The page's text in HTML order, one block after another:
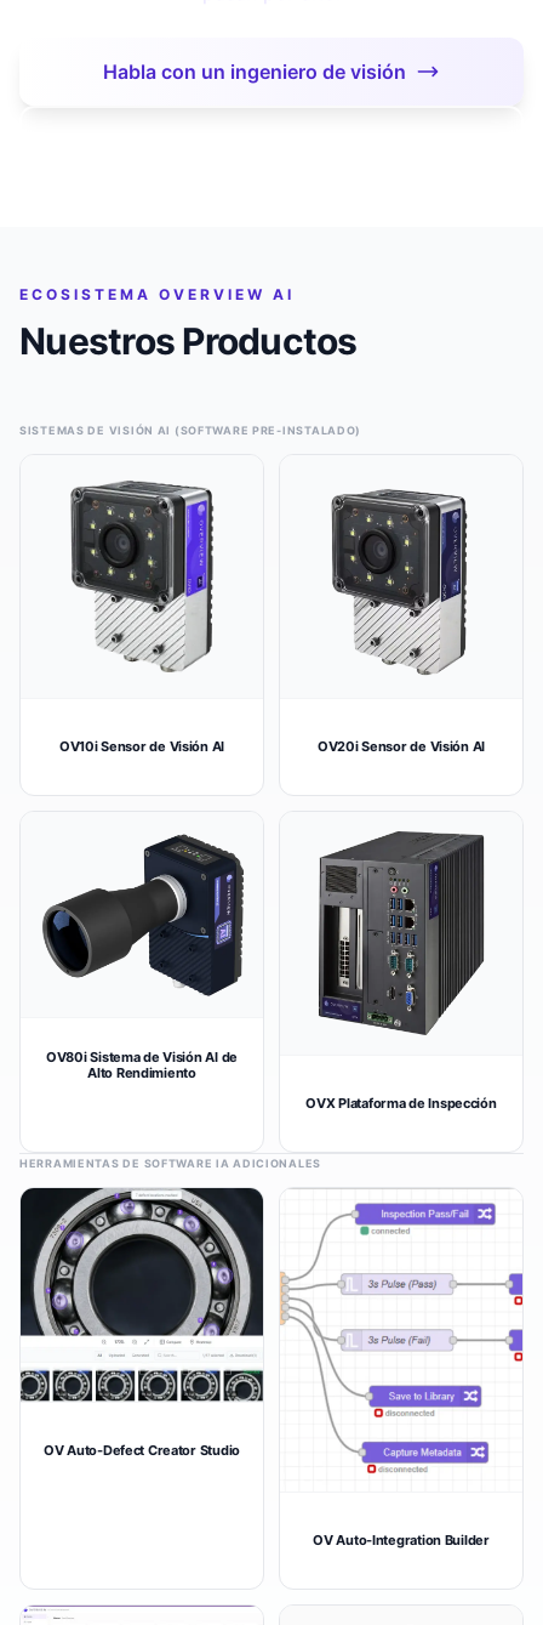
Habla con un ingeniero de visión
ECOSISTEMA OVERVIEW AI
Nuestros Productos
SISTEMAS DE VISIÓN AI (SOFTWARE PRE-INSTALADO)
OV10i Sensor de Visión AI OV20i Sensor de Visión AI
OV80i Sistema de Visión AI de
Alto Rendimiento
OVX Plataforma de Inspección
HERRAMIENTAS DE SOFTWARE IA ADICIONALES
OV Auto-Defect Creator Studio
OV Auto-Integration Builder